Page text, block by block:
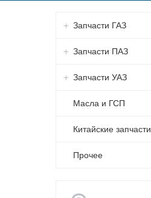
Запчасти ГАЗ
Запчасти ПАЗ
Запчасти УАЗ
Масла и ГСП
Китайские запчасти
Прочее